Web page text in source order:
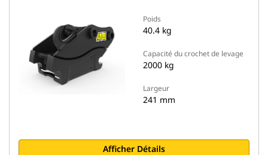
Poids
40.4 kg
Capacité du crochet de levage
2000 kg
Largeur
241 mm
Afficher Détails